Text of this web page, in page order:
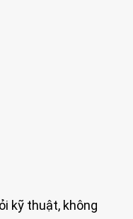
kỹ thuật, không